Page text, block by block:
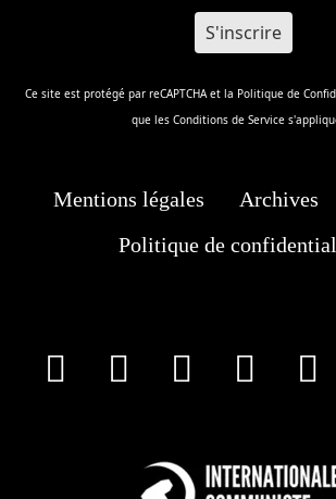
Ce site est protégé par reCAPTCHA et la Politique de
que les Conditions de Service
Mentions légales Archives
Politique de
facebook